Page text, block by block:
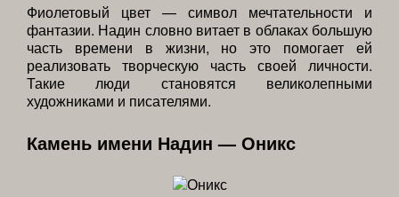
Фиолетовый цвет — символ мечтательности и
фантазии. Надин словно витает в облаках большую
часть времени в жизни, но это помогает ей
реализовать творческую часть своей личности.
Такие люди становятся великолепными
художниками и писателями.
Камень имени Надин — Оникс